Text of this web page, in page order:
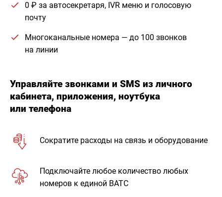
0 ₽ за автосекретаря, IVR меню и голосовую
почту
Многоканальные номера — до 100 звонков
на линии
Управляйте звонками и SMS из личного
кабинета, приложения, ноутбука
или телефона
Сократите расходы на связь и оборудование
Подключайте любое количество любых
номеров к единой ВАТС